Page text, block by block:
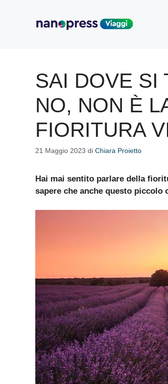
SAI DOVE SI
NO, NON È
FIORITURA
21 Maggio 2023 di Chiara Proietto
Hai mai sentito parlare della
sapere che anche questo